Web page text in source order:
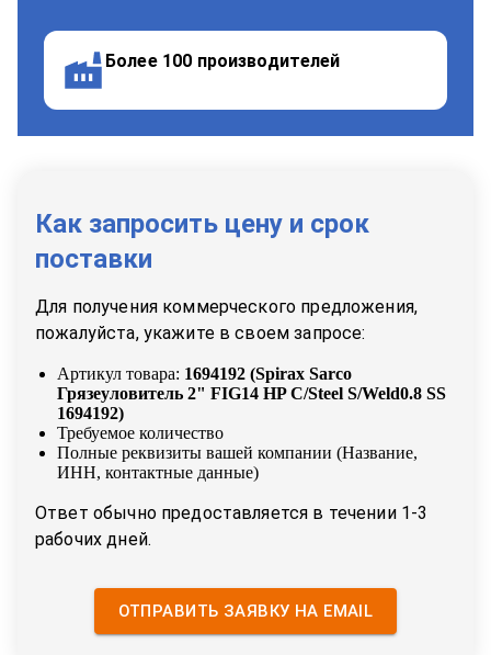
Более 100 производителей
Как запросить цену и срок
поставки
Для получения коммерческого предложения,
пожалуйста, укажите в своем запросе:
Артикул товара: 1694192 (Spirax Sarco
Грязеуловитель 2" FIG14 HP C/Steel S/Weld0.8 SS
1694192)
Требуемое количество
Полные реквизиты вашей компании (Название,
ИНН, контактные данные)
Ответ обычно предоставляется в течении 1-3
рабочих дней.
ОТПРАВИТЬ ЗАЯВКУ НА EMAIL